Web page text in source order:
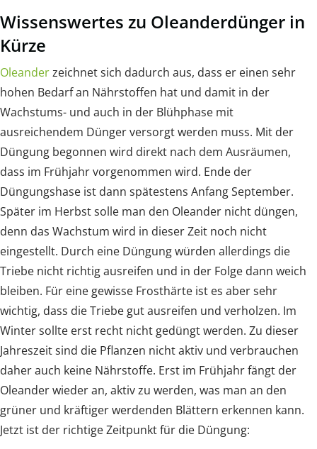
Wissenswertes zu Oleanderdünger in
Kürze
Oleanderzeichnet sich dadurch aus, dass er einen sehr
hohen Bedarf an Nährstoffen hat und damit in der
Wachstums- und auch in der Blühphase mit
ausreichendem Dünger versorgt werden muss. Mit der
Düngung begonnen wird direkt nach dem Ausräumen,
dass im Frühjahr vorgenommen wird. Ende der
Düngungshase ist dann spätestens Anfang September.
Später im Herbst solle man den Oleander nicht düngen,
denn das Wachstum wird in dieser Zeit noch nicht
eingestellt. Durch eine Düngung würden allerdings die
Triebe nicht richtig ausreifen und in der Folge dann weich
bleiben. Für eine gewisse Frosthärte ist es aber sehr
wichtig, dass die Triebe gut ausreifen und verholzen. Im
Winter sollte erst recht nicht gedüngt werden. Zu dieser
Jahreszeit sind die Pflanzen nicht aktiv und verbrauchen
daher auch keine Nährstoffe. Erst im Frühjahr fängt der
Oleander wieder an, aktiv zu werden, was man an den
grüner und kräftiger werdenden Blättern erkennen kann.
Jetzt ist der richtige Zeitpunkt für die Düngung: